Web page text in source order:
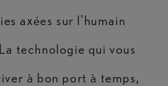
axées sur l'humain
technologie qui vous
à bon port à temps,